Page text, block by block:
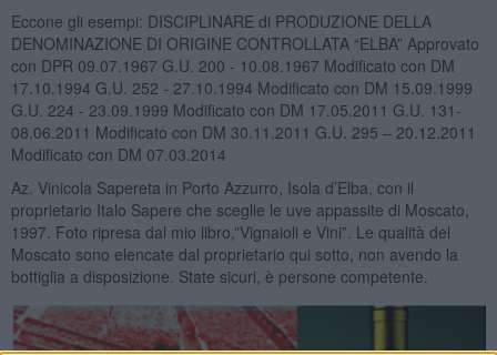
Eccone gli esempi: DISCIPLINARE di PRODUZIONE DELLA
DENOMINAZIONE DI ORIGINE CONTROLLATA “ELBA” Approvato
con DPR 09.07.1967 G.U. 200 - 10.08.1967 Modificato con DM
17.10.1994 G.U. 252 - 27.10.1994 Modificato con DM 15.09.1999
G.U. 224 - 23.09.1999 Modificato con DM 17.05.2011 G.U. 131-
08.06.2011 Modificato con DM 30.11.2011 G.U. 295 – 20.12.2011
Modificato con DM 07.03.2014
Az. Vinicola Sapereta in Porto Azzurro, Isola d’Elba, con il
proprietario Italo Sapere che sceglie le uve appassite di Moscato,
1997. Foto ripresa dal mio libro,”Vignaioli e Vini”. Le qualità del
Moscato sono elencate dal proprietario qui sotto, non avendo la
bottiglia a disposizione. State sicuri, è persone competente.